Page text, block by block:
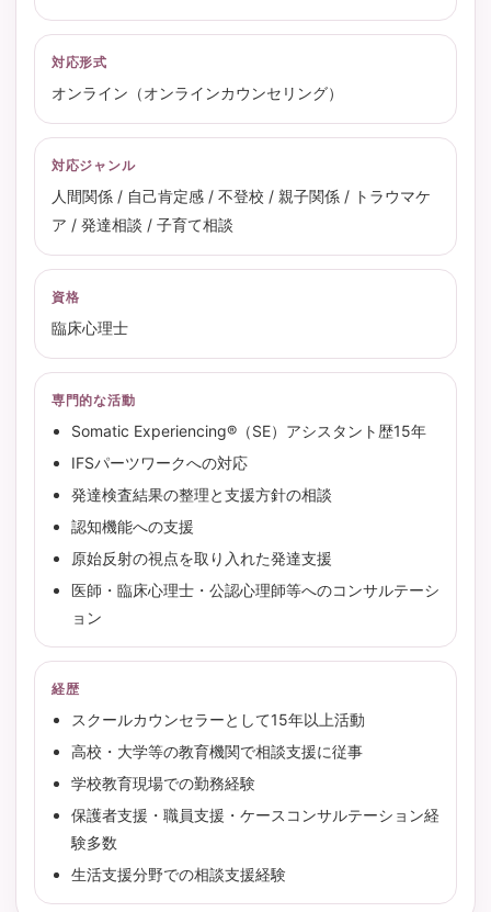
対応形式
オンライン（オンラインカウンセリング）
対応ジャンル
人間関係 / 自己肯定感 / 不登校 / 親子関係 / トラウマケ
ア / 発達相談 / 子育て相談
資格
臨床心理士
専門的な活動
Somatic Experiencing®（SE）アシスタント歴15年
IFSパーツワークへの対応
発達検査結果の整理と支援方針の相談
認知機能への支援
原始反射の視点を取り入れた発達支援
医師・臨床心理士・公認心理師等へのコンサルテーシ
ョン
経歴
スクールカウンセラーとして15年以上活動
高校・大学等の教育機関で相談支援に従事
学校教育現場での勤務経験
保護者支援・職員支援・ケースコンサルテーション経
験多数
生活支援分野での相談支援経験